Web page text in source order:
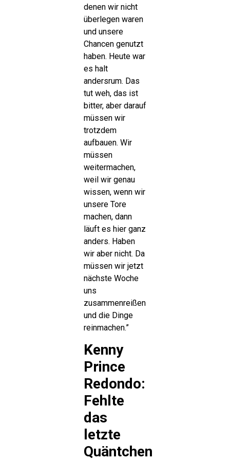
denen wir nicht
überlegen waren
und unsere
Chancen genutzt
haben. Heute war
es halt
andersrum. Das
tut weh, das ist
bitter, aber darauf
müssen wir
trotzdem
aufbauen. Wir
müssen
weitermachen,
weil wir genau
wissen, wenn wir
unsere Tore
machen, dann
läuft es hier ganz
anders. Haben
wir aber nicht. Da
müssen wir jetzt
nächste Woche
uns
zusammenreißen
und die Dinge
reinmachen.”
Kenny
Prince
Redondo:
Fehlte
das
letzte
Quäntchen